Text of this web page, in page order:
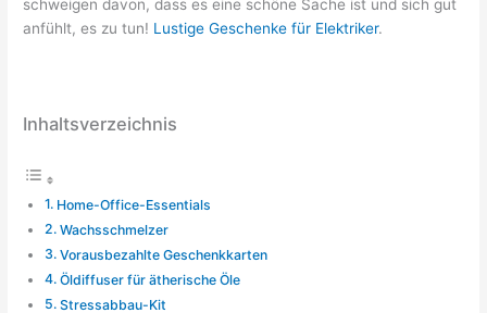
schweigen davon, dass es eine schöne Sache ist und sich gut
anfühlt, es zu tun! Lustige Geschenke für Elektriker.
Inhaltsverzeichnis
Home-Office-Essentials
Wachsschmelzer
Vorausbezahlte Geschenkkarten
Öldiffuser für ätherische Öle
Stressabbau-Kit